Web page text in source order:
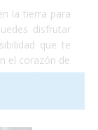
la tierra para
disfrutar
que te
el corazón de
callejones.
del Atlántico",
alguna de las